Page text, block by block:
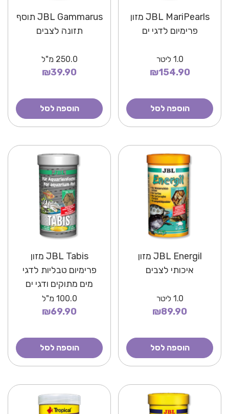
JBL MariPearls מזון
פרימיום לדגי ים
1.0 ליטר
₪154.90
הוספה לסל
JBL Gammarus תוסף
תזונה לצבים
250.0 מ"ל
₪39.90
הוספה לסל
JBL Energil מזון
איכותי לצבים
1.0 ליטר
₪89.90
הוספה לסל
JBL Tabis מזון
פרימיום טבליות לדגי
מים מתוקים ודגי ים
100.0 מ"ל
₪69.90
הוספה לסל